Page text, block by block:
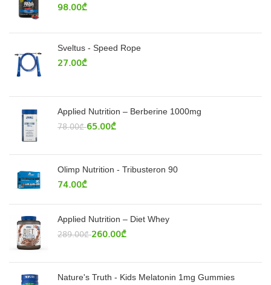
98.00₾
Sveltus - Speed Rope
27.00₾
Applied Nutrition – Berberine 1000mg
78.00₾ 65.00₾
Olimp Nutrition - Tribusteron 90
74.00₾
Applied Nutrition – Diet Whey
289.00₾ 260.00₾
Nature's Truth - Kids Melatonin 1mg Gummies